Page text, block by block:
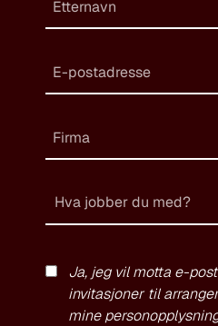
Hva jobber du med?
Ja, jeg vil motta e-
invitasjoner til
mine